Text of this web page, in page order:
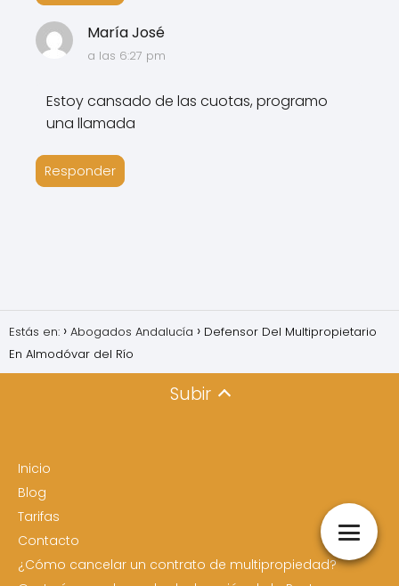
María José
a las 6:27 pm
Estoy cansado de las cuotas, programo
una llamada
Responder
Estás en: Abogados Andalucía
Defensor Del Multipropietario
En Almodóvar del Río
Subir
Inicio
Blog
Tarifas
Contacto
¿Cómo cancelar un contrato de multipropiedad?